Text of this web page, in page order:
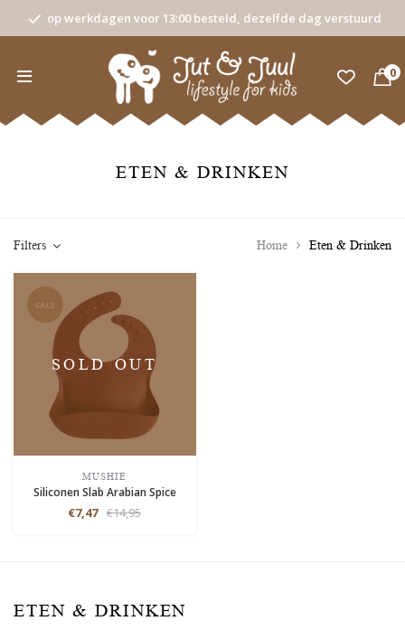
op werkdagen voor 13:00 besteld, dezelfde dag verstuurd
0
ETEN & DRINKEN
Filters Home Eten & Drinken
SALE
SOLD OUT
MUSHIE
Siliconen Slab Arabian Spice
€7,47 €14,95
ETEN & DRINKEN